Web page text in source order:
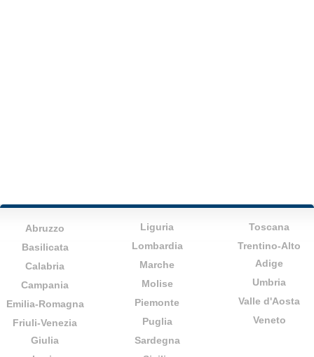
Abruzzo
Basilicata
Calabria
Campania
Emilia-Romagna
Friuli-Venezia
Giulia
Liguria
Lombardia
Marche
Molise
Piemonte
Puglia
Sardegna
Toscana
Trentino-Alto
Adige
Umbria
Valle d'Aosta
Veneto